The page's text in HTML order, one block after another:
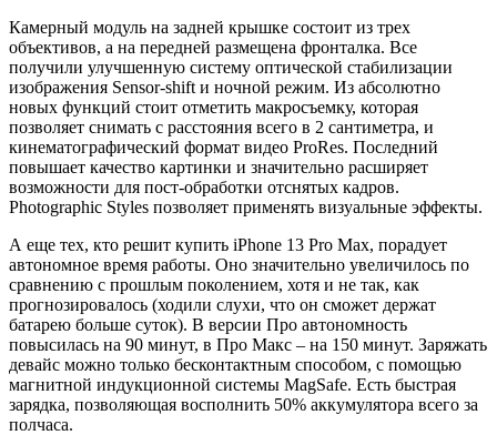
Камерный модуль на задней крышке состоит из трех
объективов, а на передней размещена фронталка. Все
получили улучшенную систему оптической стабилизации
изображения Sensor-shift и ночной режим. Из абсолютно
новых функций стоит отметить макросъемку, которая
позволяет снимать с расстояния всего в 2 сантиметра, и
кинематографический формат видео ProRes. Последний
повышает качество картинки и значительно расширяет
возможности для пост-обработки отснятых кадров.
Photographic Styles позволяет применять визуальные эффекты.
А еще тех, кто решит купить iPhone 13 Pro Max, порадует
автономное время работы. Оно значительно увеличилось по
сравнению с прошлым поколением, хотя и не так, как
прогнозировалось (ходили слухи, что он сможет держат
батарею больше суток). В версии Про автономность
повысилась на 90 минут, в Про Макс – на 150 минут. Заряжать
девайс можно только бесконтактным способом, с помощью
магнитной индукционной системы MagSafe. Есть быстрая
зарядка, позволяющая восполнить 50% аккумулятора всего за
полчаса.